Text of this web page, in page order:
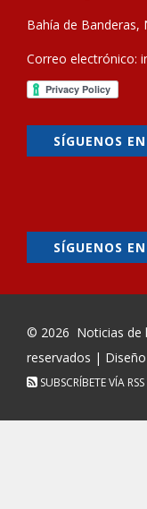
Bahía de Banderas,
Correo electrónico:
SÍGUENOS
SÍGUENOS
© 2026 Noticias de
reservados |
SUBSCRÍBETE VÍA RSS